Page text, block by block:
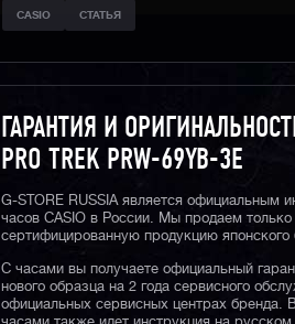
CASIO СТАТЬЯ
ГАРАНТИЯ И
PRO TREK PRW-69YB-3E
G-STORE RUSSIA является официальным
часов CASIO в России. Мы продаем
сертифицированную продукцию японского
С часами вы получаете официальный
нового образца на 2 года сервисного
официальных сервисных центрах бренда.